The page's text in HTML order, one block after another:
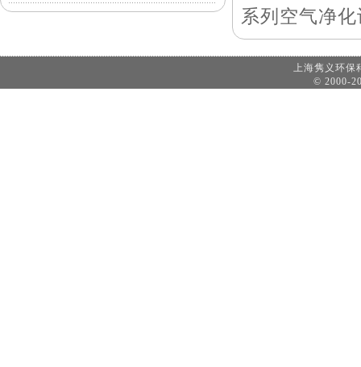
系列空气净
上海隽义环
© 2000-